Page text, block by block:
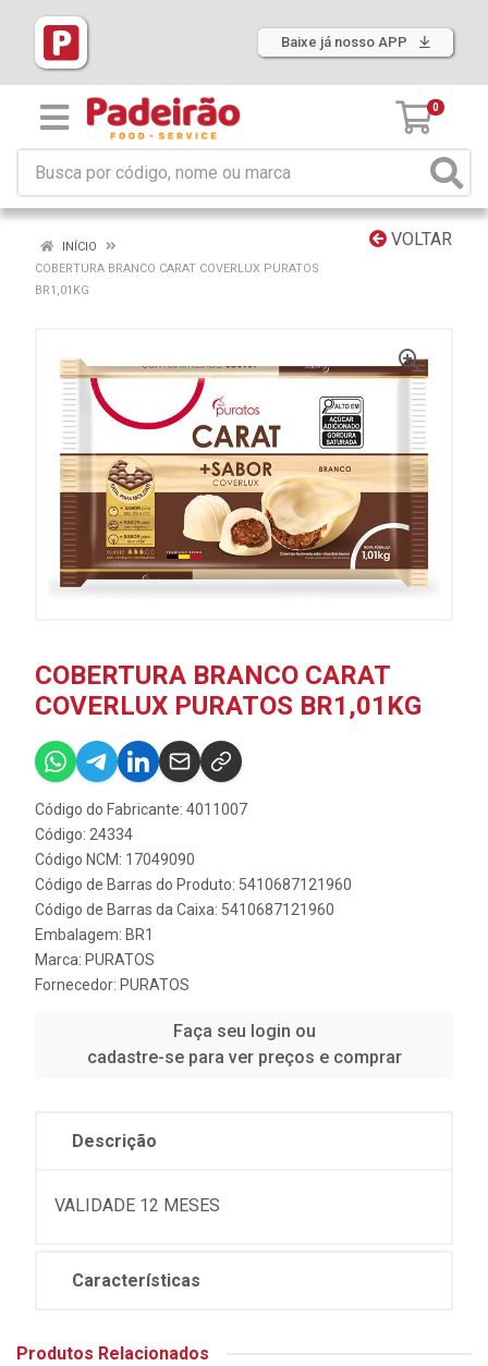
Baixe já nosso APP
0
VOLTAR
INÍCIO
COBERTURA BRANCO CARAT COVERLUX PURATOS
BR1,01KG
COBERTURA BRANCO CARAT
COVERLUX PURATOS BR1,01KG
Código do Fabricante: 4011007
Código: 24334
Código NCM: 17049090
Código de Barras do Produto: 5410687121960
Código de Barras da Caixa: 5410687121960
Embalagem: BR1
Marca: PURATOS
Fornecedor: PURATOS
Faça seu login ou
cadastre-se para ver preços e comprar
Descrição
VALIDADE 12 MESES
Características
Produtos Relacionados